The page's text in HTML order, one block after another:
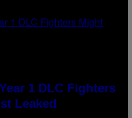
1 DLC Fighters
Leaked